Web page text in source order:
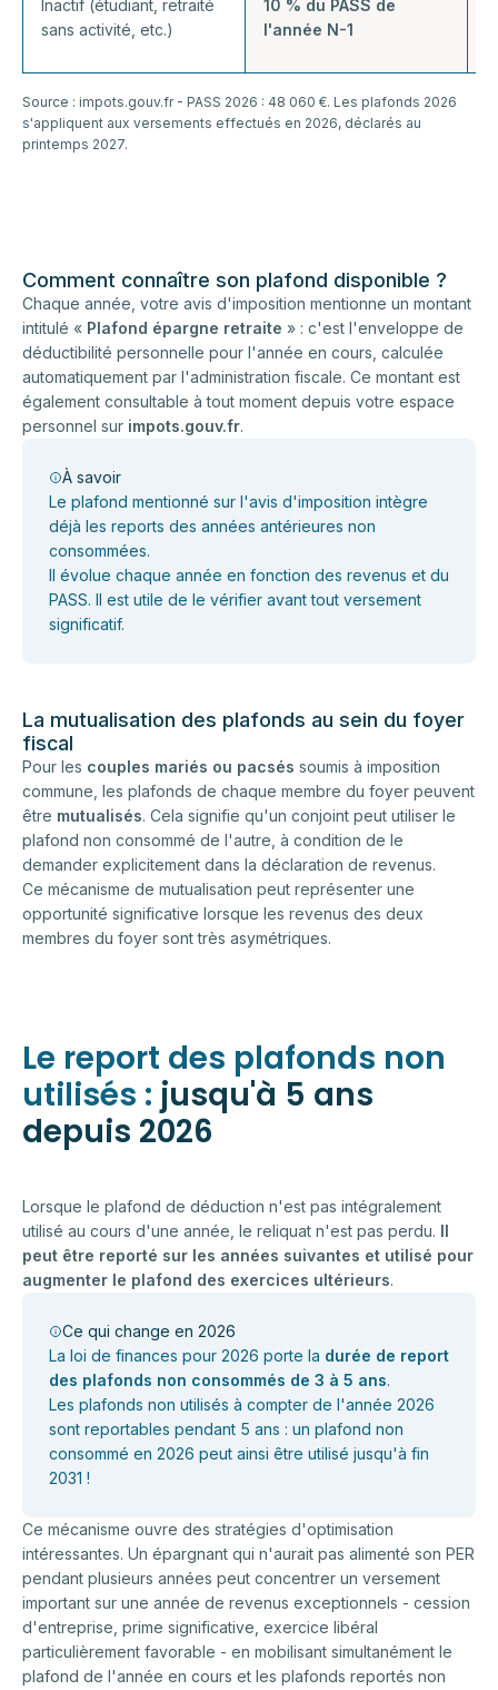
Inactif (étudiant, retraité
sans activité, etc.)
10 % du PASS de
l'année N-1
Source : impots.gouv.fr - PASS 2026 : 48 060 €. Les plafonds 2026
s'appliquent aux versements effectués en 2026, déclarés au
printemps 2027.
Comment connaître son plafond disponible ?
Chaque année, votre avis d'imposition mentionne un montant
intitulé « Plafond épargne retraite » : c'est l'enveloppe de
déductibilité personnelle pour l'année en cours, calculée
automatiquement par l'administration fiscale. Ce montant est
également consultable à tout moment depuis votre espace
personnel sur impots.gouv.fr.
À savoir
Le plafond mentionné sur l'avis d'imposition intègre
déjà les reports des années antérieures non
consommées.
Il évolue chaque année en fonction des revenus et du
PASS. Il est utile de le vérifier avant tout versement
significatif.
La mutualisation des plafonds au sein du foyer
fiscal
Pour les couples mariés ou pacsés soumis à imposition
commune, les plafonds de chaque membre du foyer peuvent
être mutualisés. Cela signifie qu'un conjoint peut utiliser le
plafond non consommé de l'autre, à condition de le
demander explicitement dans la déclaration de revenus.
Ce mécanisme de mutualisation peut représenter une
opportunité significative lorsque les revenus des deux
membres du foyer sont très asymétriques.
Le report des plafonds non
utilisés : jusqu'à 5 ans
depuis 2026
Lorsque le plafond de déduction n'est pas intégralement
utilisé au cours d'une année, le reliquat n'est pas perdu. Il
peut être reporté sur les années suivantes et utilisé pour
augmenter le plafond des exercices ultérieurs.
Ce qui change en 2026
La loi de finances pour 2026 porte la durée de report
des plafonds non consommés de 3 à 5 ans.
Les plafonds non utilisés à compter de l'année 2026
sont reportables pendant 5 ans : un plafond non
consommé en 2026 peut ainsi être utilisé jusqu'à fin
2031 !
Ce mécanisme ouvre des stratégies d'optimisation
intéressantes. Un épargnant qui n'aurait pas alimenté son PER
pendant plusieurs années peut concentrer un versement
important sur une année de revenus exceptionnels - cession
d'entreprise, prime significative, exercice libéral
particulièrement favorable - en mobilisant simultanément le
plafond de l'année en cours et les plafonds reportés non